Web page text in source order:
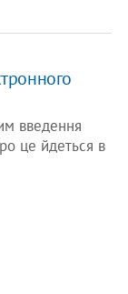
введення
це йдеться в